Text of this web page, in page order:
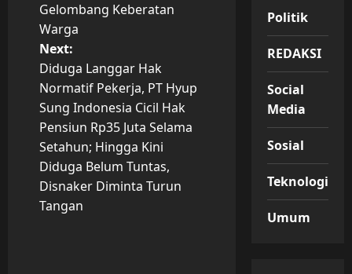
n
a
v
i
g
a
Gelombang Keberatan
Warga
Next:
Diduga Langgar Hak
Normatif Pekerja, PT Hyup
Sung Indonesia Cicil Hak
Pensiun Rp35 Juta Selama
Setahun; Hingga Kini
Diduga Belum Tuntas,
Disnaker Diminta Turun
Tangan
Politik
REDAKSI
Social
Media
Sosial
Teknologi
Umum